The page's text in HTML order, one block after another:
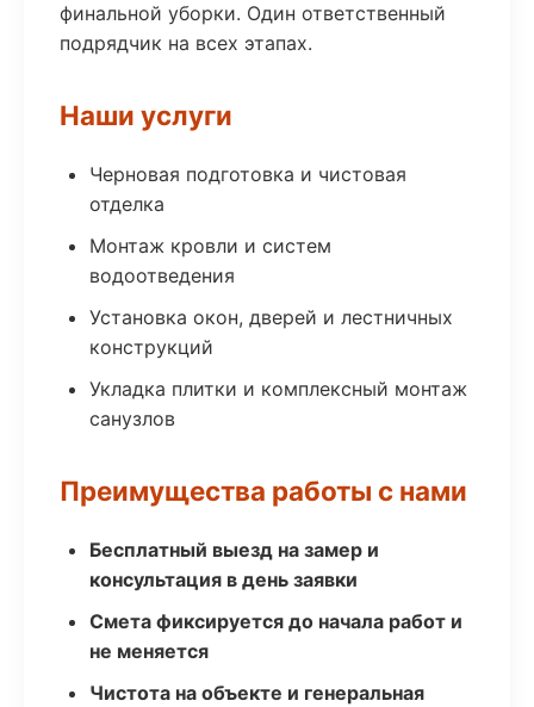
финальной уборки. Один ответственный
подрядчик на всех этапах.
Наши услуги
Черновая подготовка и чистовая
отделка
Монтаж кровли и систем
водоотведения
Установка окон, дверей и лестничных
конструкций
Укладка плитки и комплексный монтаж
санузлов
Преимущества работы с нами
Бесплатный выезд на замер и
консультация в день заявки
Смета фиксируется до начала работ и
не меняется
Чистота на объекте и генеральная